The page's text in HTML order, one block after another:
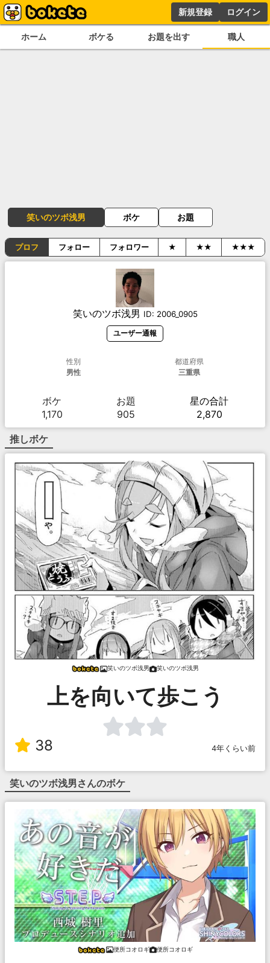
新規登録 ログイン
ホーム ボケる お題を出す 職人
笑いのツボ浅男 ボケ お題
プロフ フォロー フォロワー ★ ★★ ★★★
笑いのツボ浅男 ID: 2006_0905
ユーザー通報
性別
男性
都道府県
三重県
ボケ
1,170
お題
905
星の合計
2,870
推しボケ
笑いのツボ浅男 笑いのツボ浅男
上を向いて歩こう
38 4年くらい前
笑いのツボ浅男さんのボケ
便所コオロギ 便所コオロギ